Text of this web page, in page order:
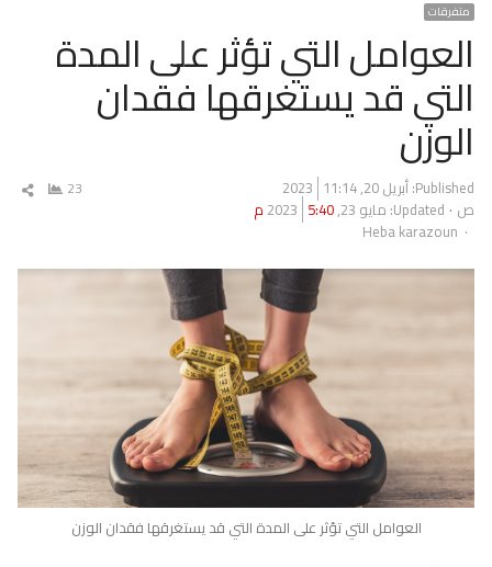
متفرقات
العوامل التي تؤثر على المدة
التي قد يستغرقها فقدان
الوزن
Published: أبريل 20, 2023
11:14
ص Updated: مايو 23, 2023 5:40 م
Author
Heba karazoun
23
العوامل التي تؤثر على المدة التي قد يستغرقها فقدان الوزن